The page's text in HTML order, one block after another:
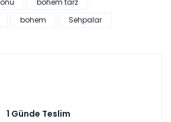
bohem tarz
bohem Sehpalar
1 Günde Teslim